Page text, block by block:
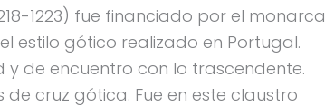
1223) fue financiado por el monarca
estilo gótico realizado en Portugal.
de encuentro con lo trascendente.
cruz gótica. Fue en este claustro